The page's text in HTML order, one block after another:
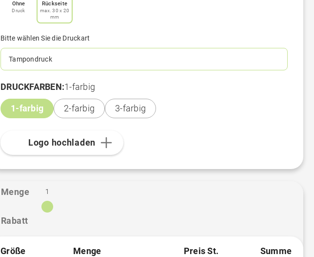
Ohne
Druck
Rückseite
max. 30 x 20
mm
Bitte wählen Sie die Druckart
Tampondruck
DRUCKFARBEN:1-farbig
1-farbig 2-farbig 3-farbig
Logo hochladen
Menge
Rabatt
1
Größe Menge Preis St. Summe